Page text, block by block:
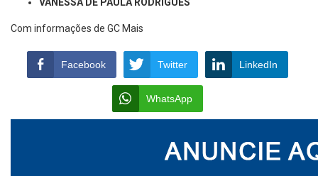
Com informações de GC Mais
Facebook Twitter LinkedIn
WhatsApp